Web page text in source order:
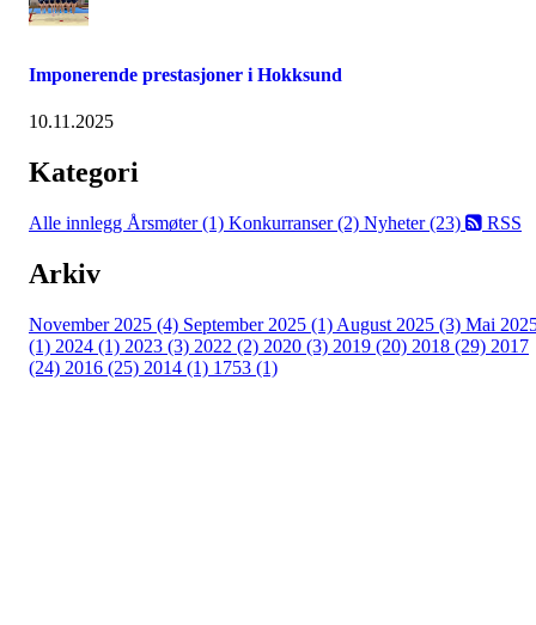
Imponerende prestasjoner i Hokksund
10.11.2025
Kategori
Alle innlegg Årsmøter (1) Konkurranser (2) Nyheter (23) RSS
Arkiv
November 2025 (4) September 2025 (1) August 2025 (3) Mai
(1) 2024 (1) 2023 (3) 2022 (2) 2020 (3) 2019 (20) 2018 (29) 2017
(24) 2016 (25) 2014 (1) 1753 (1)